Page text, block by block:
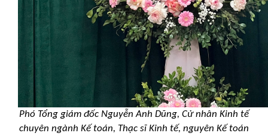
Phó Tổng giám đốc Nguyễn Anh Dũng, Cử nhân Kinh tế
chuyên ngành Kế toán, Thạc sĩ Kinh tế, nguyên Kế toán